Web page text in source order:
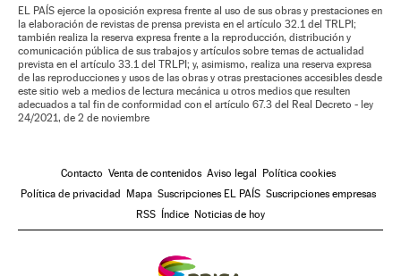
EL PAÍS ejerce la oposición expresa frente al uso de sus obras y prestaciones en
la elaboración de revistas de prensa prevista en el artículo 32.1 del TRLPI;
también realiza la reserva expresa frente a la reproducción, distribución y
comunicación pública de sus trabajos y artículos sobre temas de actualidad
prevista en el artículo 33.1 del TRLPI; y, asimismo, realiza una reserva expresa
de las reproducciones y usos de las obras y otras prestaciones accesibles desde
este sitio web a medios de lectura mecánica u otros medios que resulten
adecuados a tal fin de conformidad con el artículo 67.3 del Real Decreto - ley
24/2021, de 2 de noviembre
Contacto Venta de contenidos Aviso legal Política cookies
Política de privacidad Mapa Suscripciones EL PAÍS Suscripciones empresas
RSS Índice Noticias de hoy